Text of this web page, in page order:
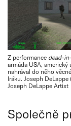
Z performance dead-
armáda USA,
nahrával do něho
Iráku. Joseph
Joseph DeLappe Artist
Společně